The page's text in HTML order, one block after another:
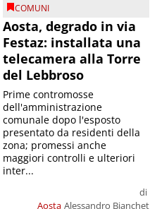
COMUNI
Aosta, degrado in via
Festaz: installata una
telecamera alla Torre
del Lebbroso
Aosta
di
Alessandro Bianchet
Prime contromosse
dell'amministrazione
comunale dopo l'esposto
presentato da residenti della
zona; promessi anche
maggiori controlli e ulteriori
inter...